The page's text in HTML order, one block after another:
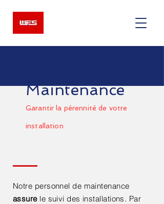
Notre personnel de maintenance
assurele suivi des installations. Par
Maintenance
Garantir la pérennité de votre
installation